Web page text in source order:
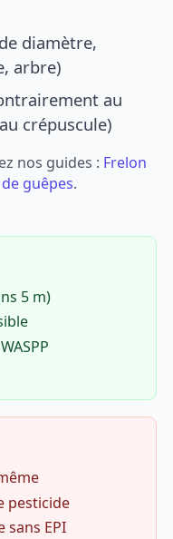
diamètre,
arbre)
au
crépuscule)
nos guides : Frelon
guêpes.
5 m)
pesticide
sans EPI